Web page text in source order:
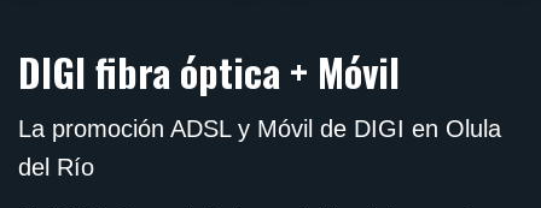
DIGI fibra óptica + Móvil
La promoción ADSL y Móvil de DIGI en Olula
del Río